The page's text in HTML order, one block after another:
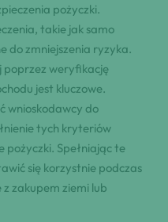
pożyczki.
takie jak samo
do zmniejszenia ryzyka.
poprzez weryfikację
jest kluczowe.
wnioskodawcy do
tych kryteriów
pożyczki. Spełniając te
się korzystnie podczas
zakupem ziemi lub